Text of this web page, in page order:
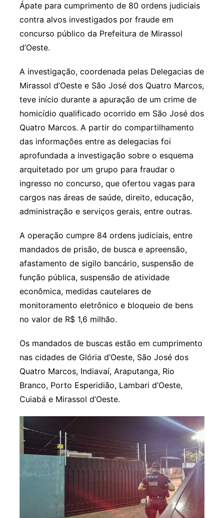
Ápate para cumprimento de 80 ordens judiciais
contra alvos investigados por fraude em
concurso público da Prefeitura de Mirassol
d’Oeste.
A investigação, coordenada pelas Delegacias de
Mirassol d’Oeste e São José dos Quatro Marcos,
teve início durante a apuração de um crime de
homicídio qualificado ocorrido em São José dos
Quatro Marcos. A partir do compartilhamento
das informações entre as delegacias foi
aprofundada a investigação sobre o esquema
arquitetado por um grupo para fraudar o
ingresso no concurso, que ofertou vagas para
cargos nas áreas de saúde, direito, educação,
administração e serviços gerais, entre outras.
A operação cumpre 84 ordens judiciais, entre
mandados de prisão, de busca e apreensão,
afastamento de sigilo bancário, suspensão de
função pública, suspensão de atividade
econômica, medidas cautelares de
monitoramento eletrônico e bloqueio de bens
no valor de R$ 1,6 milhão.
Os mandados de buscas estão em cumprimento
nas cidades de Glória d’Oeste, São José dos
Quatro Marcos, Indiavaí, Araputanga, Rio
Branco, Porto Esperidião, Lambari d’Oeste,
Cuiabá e Mirassol d’Oeste.